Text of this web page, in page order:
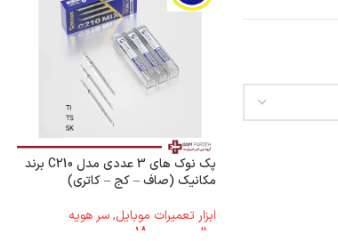
پک نوک های 3 عددی مدل C210 برند
مکانیک (صاف – کج – کاتری)
ابزار تعمیرات موبایل,سر هویه
ریال